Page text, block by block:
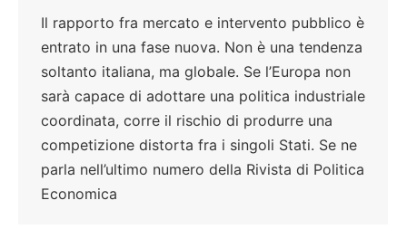
Il rapporto fra mercato e intervento pubblico è
entrato in una fase nuova. Non è una tendenza
soltanto italiana, ma globale. Se l’Europa non
sarà capace di adottare una politica industriale
coordinata, corre il rischio di produrre una
competizione distorta fra i singoli Stati. Se ne
parla nell’ultimo numero della Rivista di Politica
Economica